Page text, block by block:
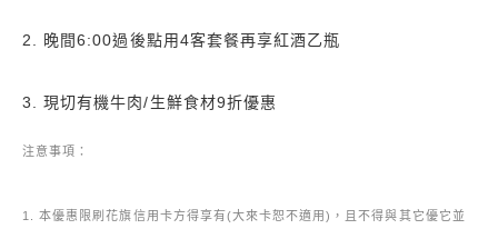
2. 晚間6:00過後點用4客套餐再享紅酒乙瓶
3. 現切有機牛肉/生鮮食材9折優惠
注意事項：
1. 本優惠限刷花旗信用卡方得享有(大來卡恕不適用)，且不得與其它優它並